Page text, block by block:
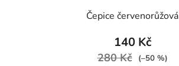
Čepice červenorůžová
140 Kč
280 Kč (–50 %)